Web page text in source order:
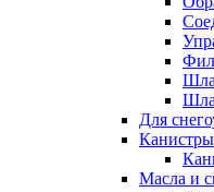
Для
Канистры
Масла и